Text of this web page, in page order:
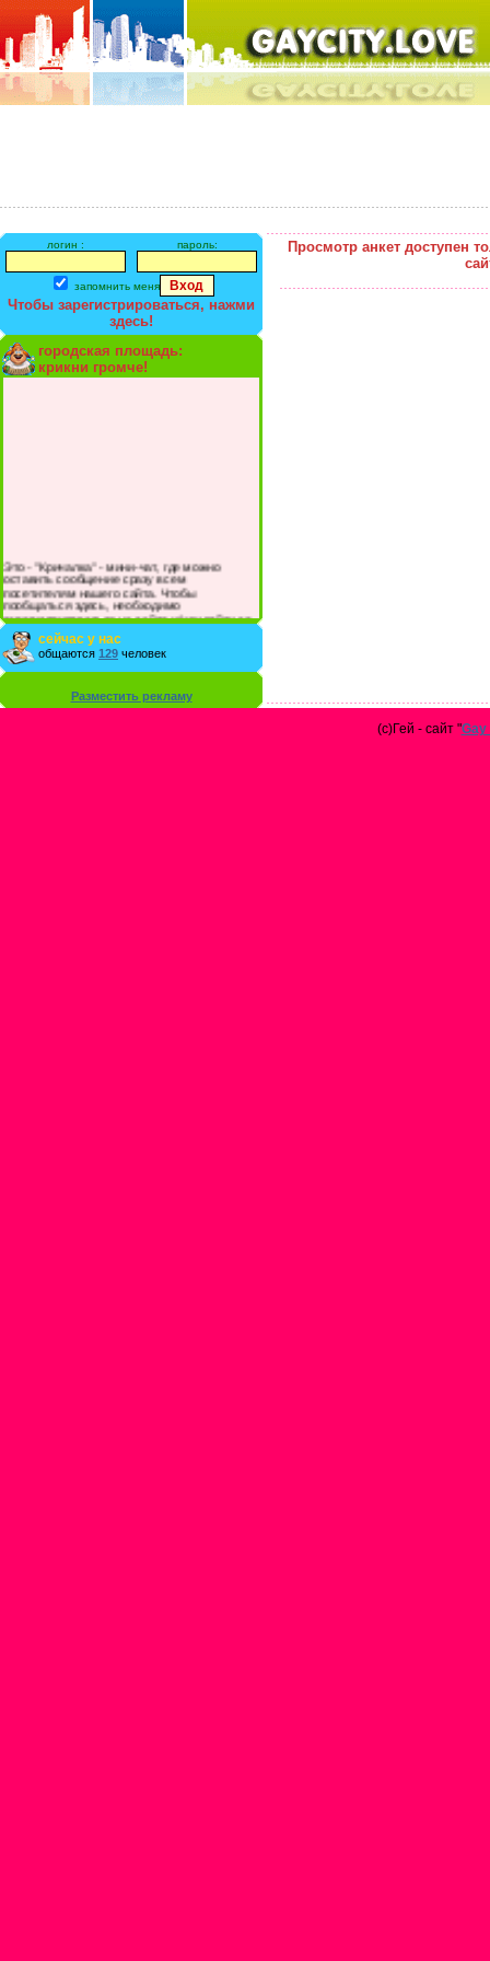
логин : пароль:
запомнить меня
Чтобы зарегистрироваться, нажми
здесь!
городская площадь:
крикни громче!
Это - "Кричалка" - мини-чат, где можно
оставить сообщение сразу всем
посетителям нашего сайта. Чтобы
пообщаться здесь, необходимо
зарегистрироваться на сайте и/или войти со
своими логином и паролем.
сейчас у нас
общаются 129 человек
Разместить рекламу
Просмотр анкет доступен
(с)Гей - сайт "Gay